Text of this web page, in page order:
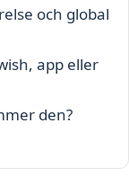
och global
app eller
den?